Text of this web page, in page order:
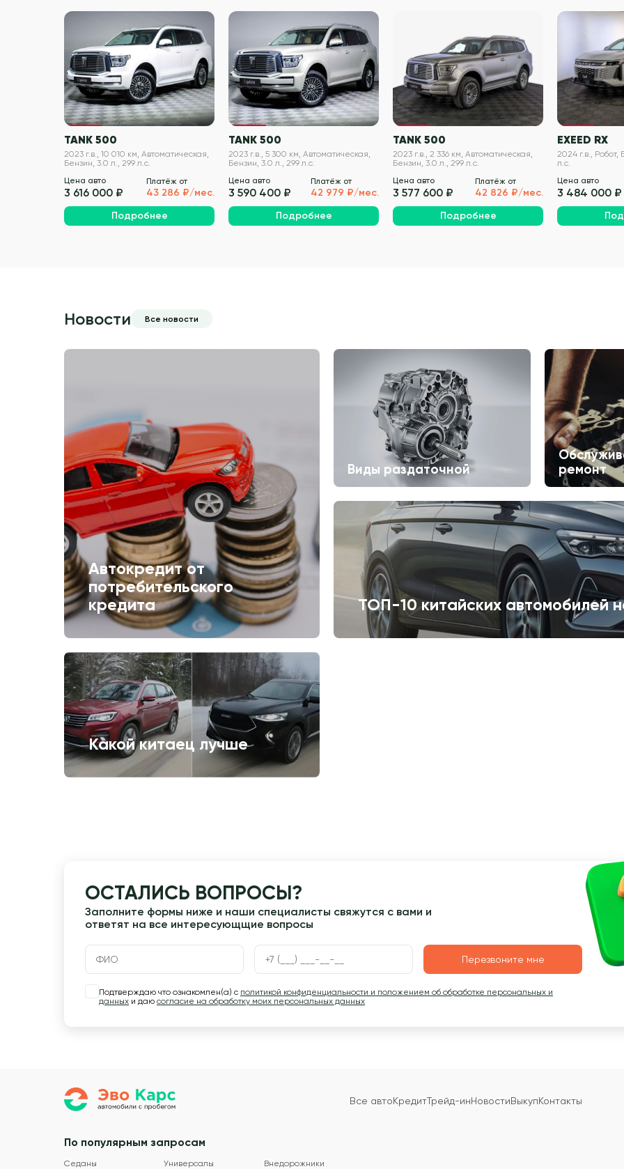
VIN проверен
TANK 500
2023 г.в., 10 010 км, Автоматическая,
Бензин, 3.0 л., 299 л.с.
Цена авто
3 616 000 ₽
Платёж от
43 286 ₽/мес.
Подробнее
VIN проверен
TANK 500
2023 г.в., 5 300 км, Автоматическая,
Бензин, 3.0 л., 299 л.с.
Цена авто
3 590 400 ₽
Платёж от
42 979 ₽/мес.
Подробнее
TANK 500
2023 г.в., 2 336 км, Автоматическая,
Бензин, 3.0 л., 299 л.с.
Цена авто
3 577 600 ₽
Платёж от
42 826 ₽/мес.
Подробнее
EXEED RX
2024 г.в., Робот,
л.с.
Цена авто
3 484 000 ₽
Новости Все новости
Автокредит от
потребительского
кредита
Виды раздаточной
ремонт
ТОП-10 китайских автомобилей
Какой китаец лучше
ОСТАЛИСЬ ВОПРОСЫ?
Заполните формы ниже и наши специалисты свяжутся с вами и
ответят на все интересующщие вопросы
Перезвоните мне
Подтверждаю что ознакомлен(а) с политикой конфиденциальности и положением об обработке персональных и
данных и даю согласие на обработку моих персональных данных
Все автоКредитТрейд-инНовостиВыкупКонтакты
По популярным запросам
Седаны Универсалы Внедорожники